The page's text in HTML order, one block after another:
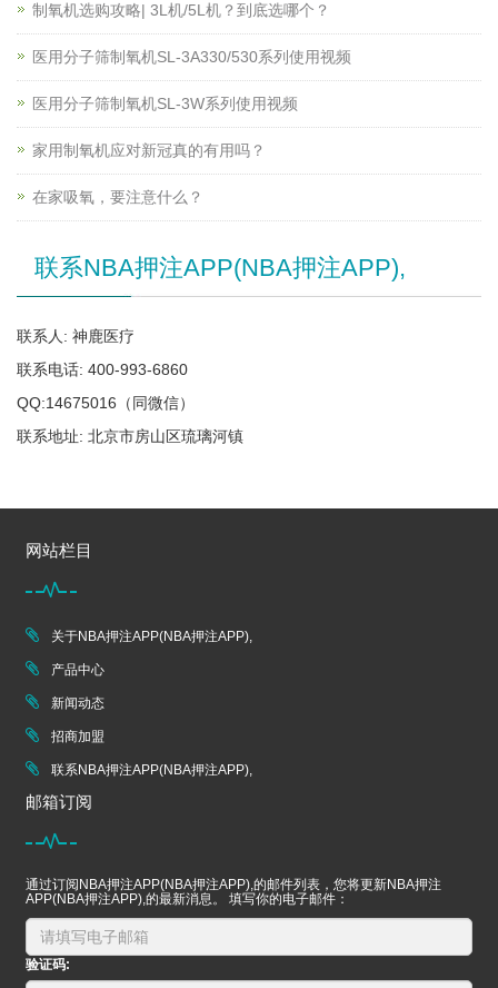
制氧机选购攻略| 3L机/5L机？到底选哪个？
医用分子筛制氧机SL-3A330/530系列使用视频
医用分子筛制氧机SL-3W系列使用视频
家用制氧机应对新冠真的有用吗？
在家吸氧，要注意什么？
联系NBA押注APP(NBA押注APP),
联系人: 神鹿医疗
联系电话: 400-993-6860
QQ:14675016（同微信）
联系地址: 北京市房山区琉璃河镇
网站栏目
关于NBA押注APP(NBA押注APP),
产品中心
新闻动态
招商加盟
联系NBA押注APP(NBA押注APP),
邮箱订阅
通过订阅NBA押注APP(NBA押注APP),的邮件列表，您将更新NBA押注
APP(NBA押注APP),的最新消息。 填写你的电子邮件：
验证码: